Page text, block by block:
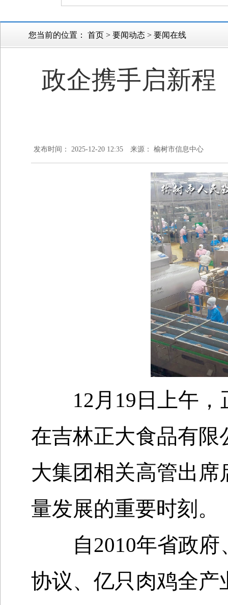
您当前的位置： 首页 > 要闻动态 > 要闻在线
政企携手启新
发布时间： 2025-12-20 12:35 来源： 榆树市信息中心
12月 19 日上午
在吉林正大食品有
大集团相关高管出
量发展的重要时刻 。
自2010年省政府
协议、亿只肉鸡全